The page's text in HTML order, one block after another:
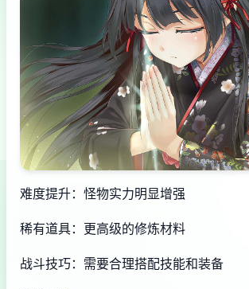
难度提升：怪物实力明显增强
稀有道具：更高级的修炼材料
战斗技巧：需要合理搭配技能和装备